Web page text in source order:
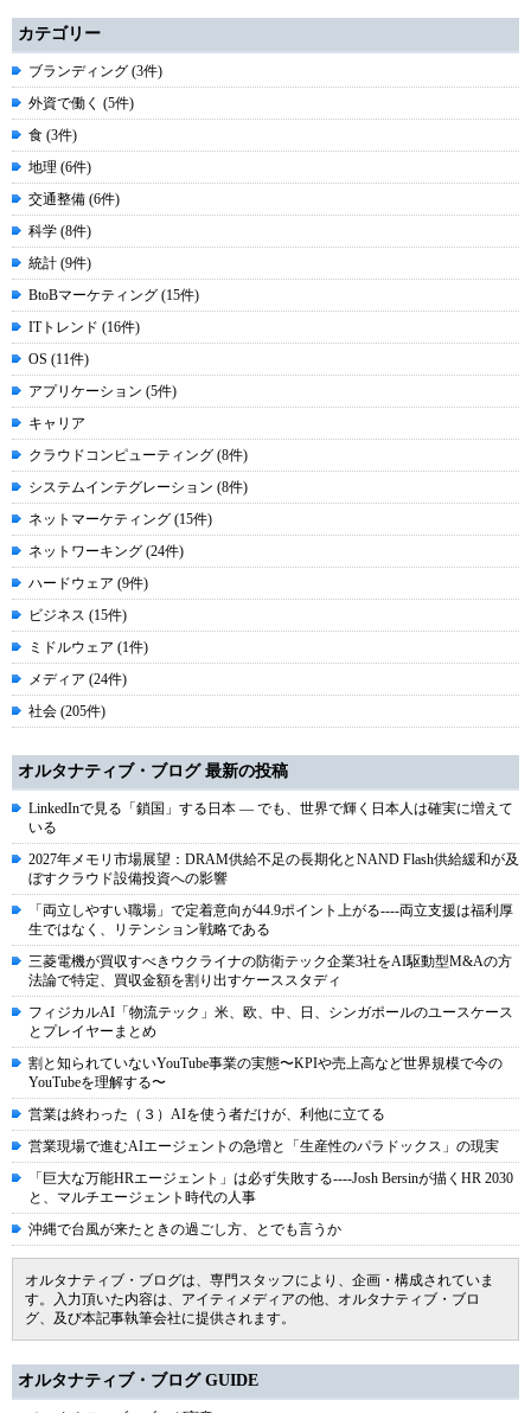
カテゴリー
ブランディング (3件)
外資で働く (5件)
食 (3件)
地理 (6件)
交通整備 (6件)
科学 (8件)
統計 (9件)
BtoBマーケティング (15件)
ITトレンド (16件)
OS (11件)
アプリケーション (5件)
キャリア
クラウドコンピューティング (8件)
システムインテグレーション (8件)
ネットマーケティング (15件)
ネットワーキング (24件)
ハードウェア (9件)
ビジネス (15件)
ミドルウェア (1件)
メディア (24件)
社会 (205件)
オルタナティブ・ブログ 最新の投稿
LinkedInで見る「鎖国」する日本 ― でも、世界で輝く日本人は確実に増えて
いる
2027年メモリ市場展望：DRAM供給不足の長期化とNAND Flash供給緩和が及
ぼすクラウド設備投資への影響
「両立しやすい職場」で定着意向が44.9ポイント上がる----両立支援は福利厚
生ではなく、リテンション戦略である
三菱電機が買収すべきウクライナの防衛テック企業3社をAI駆動型M&Aの方
法論で特定、買収金額を割り出すケーススタディ
フィジカルAI「物流テック」米、欧、中、日、シンガポールのユースケース
とプレイヤーまとめ
割と知られていないYouTube事業の実態〜KPIや売上高など世界規模で今の
YouTubeを理解する〜
営業は終わった（３）AIを使う者だけが、利他に立てる
営業現場で進むAIエージェントの急増と「生産性のパラドックス」の現実
「巨大な万能HRエージェント」は必ず失敗する----Josh Bersinが描くHR 2030
と、マルチエージェント時代の人事
沖縄で台風が来たときの過ごし方、とでも言うか
オルタナティブ・ブログは、専門スタッフにより、企画・構成されていま
す。入力頂いた内容は、アイティメディアの他、オルタナティブ・ブロ
グ、及び本記事執筆会社に提供されます。
オルタナティブ・ブログ GUIDE